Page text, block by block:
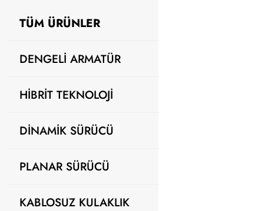
TÜM ÜRÜNLER
DENGELİ ARMATÜR
HİBRİT TEKNOLOJİ
DİNAMİK SÜRÜCÜ
PLANAR SÜRÜCÜ
KABLOSUZ KULAKLIK